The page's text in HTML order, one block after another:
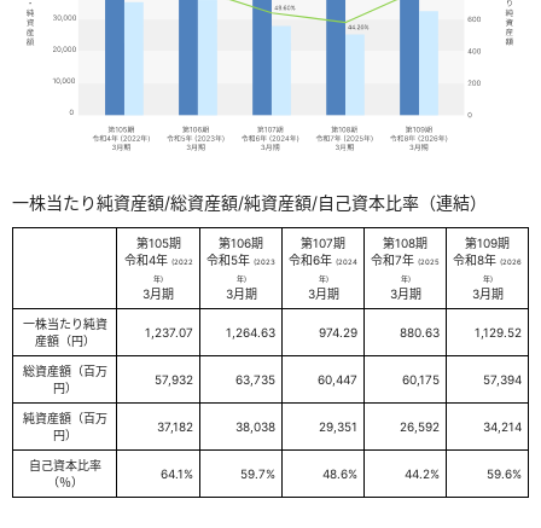
一株当たり純資産額/総資産額/純資産額/自己資本比率（連結）
第105期
令和4年 (2022
年)
3月期
第106期
令和5年 (2023
年)
3月期
第107期
令和6年 (2024
年)
3月期
第108期
令和7年 (2025
年)
3月期
第109期
令和8年 (2026
年)
3月期
一株当たり純資
産額（円）
1,237.07 1,264.63 974.29 880.63 1,129.52
総資産額（百万
円）
57,932 63,735 60,447 60,175 57,394
純資産額（百万
円）
37,182 38,038 29,351 26,592 34,214
自己資本比率
（％）
64.1% 59.7% 48.6% 44.2% 59.6%